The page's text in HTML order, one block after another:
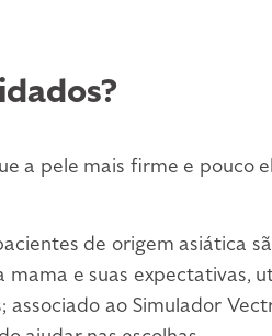
a pele mais firme e pouco
de origem asiática
e suas expectativas,
associado ao Simulador